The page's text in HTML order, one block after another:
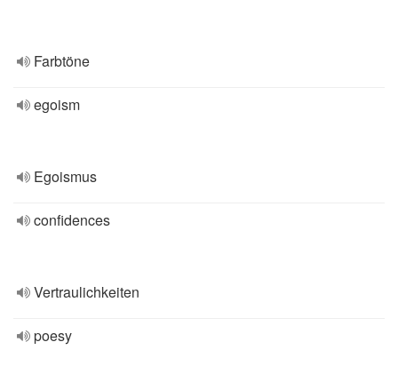
Farbtöne
egoism
Egoismus
confidences
Vertraulichkeiten
poesy